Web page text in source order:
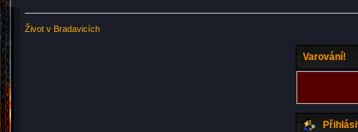
Život v Bradavicích
Varování!